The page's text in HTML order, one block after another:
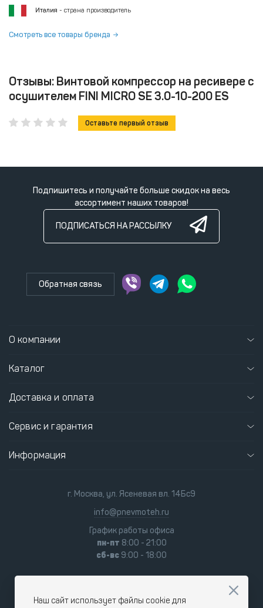
Италия - страна производитель
Смотреть все товары бренда
Отзывы: Винтовой компрессор на ресивере с
осушителем FINI MICRO SE 3.0-10-200 ES
Оставьте первый отзыв
Подпишитесь и получайте больше скидок на весь
ассортимент наших товаров!
ПОДПИСАТЬСЯ НА РАССЫЛКУ
Обратная связь
О компании
Каталог
Доставка и оплата
Сервис и гарантия
Информация
г. Москва, ул. Ясеневая вл. 14Бс9
info@pnevmoteh.ru
График работы офиса
пн-пт 8:00 - 21:00
сб-вс 9:00 - 18:00
Наш сайт использует файлы cookie для